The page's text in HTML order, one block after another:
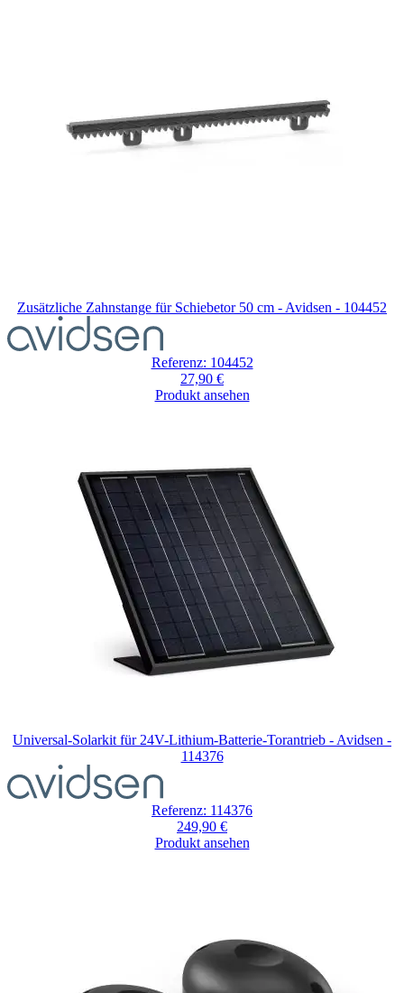
Zusätzliche Zahnstange für Schiebetor 50 cm - Avidsen - 104452
Referenz: 104452
27,90 €
Produkt ansehen
Universal-Solarkit für 24V-Lithium-Batterie-Torantrieb - Avidsen -
114376
Referenz: 114376
249,90 €
Produkt ansehen